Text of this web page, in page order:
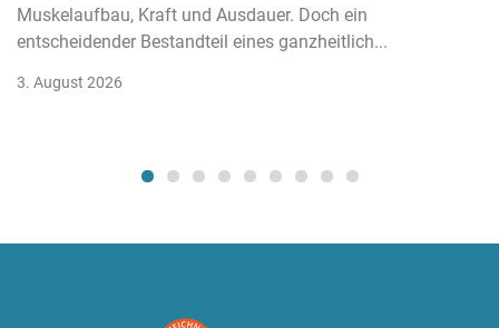
Muskelaufbau, Kraft und Ausdauer. Doch ein
entscheidender Bestandteil eines ganzheitlich...
3. August 2026